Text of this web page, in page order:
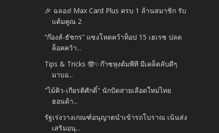
🎉 ฉลอง! Max Card Plus ครบ 1 ล้านสมาชิก รับ
แต้มคูณ 2
“ก๊องส์-ธัชกร” แซงโหดคว้าท็อป 15 เฮเรซ ปลด
ล็อคคว้า...
Tips & Tricks 🤓✨ก๊าซหุงต้มพีที มีเคล็ดลับดีๆ
มาบอ...
"ไม้คิว-เกียรติศักดิ์" นักบิดสายเลือดใหม่ไทย
ฮอนด้า...
รัฐเร่งวางเกณฑ์อนุญาตนำเข้ารถโบราณ เน้นส่ง
เสริมอนุ...